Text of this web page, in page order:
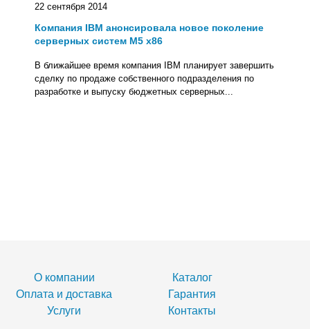
22 сентября 2014
Компания IBM анонсировала новое поколение
серверных систем M5 x86
В ближайшее время компания IBM планирует завершить
сделку по продаже собственного подразделения по
разработке и выпуску бюджетных серверных...
О компании
Каталог
Оплата и доставка
Гарантия
Услуги
Контакты